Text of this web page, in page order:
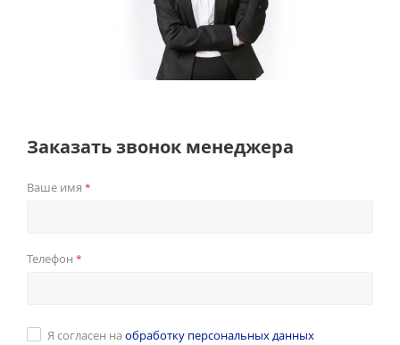
Заказать звонок менеджера
Ваше имя *
Телефон *
Я согласен на обработку персональных данных